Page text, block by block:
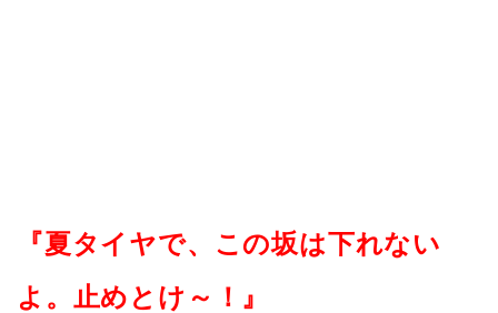
『夏タイヤで、この坂は下れない
よ。止めとけ～！』